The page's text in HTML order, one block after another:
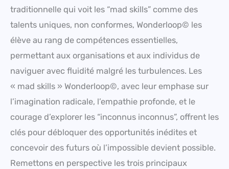
traditionnelle qui voit les “mad skills” comme des
talents uniques, non conformes, Wonderloop© les
élève au rang de compétences essentielles,
permettant aux organisations et aux individus de
naviguer avec fluidité malgré les turbulences. Les
« mad skills » Wonderloop©, avec leur emphase sur
l’imagination radicale, l’empathie profonde, et le
courage d’explorer les “inconnus inconnus”, offrent les
clés pour débloquer des opportunités inédites et
concevoir des futurs où l’impossible devient possible.
Remettons en perspective les trois principaux